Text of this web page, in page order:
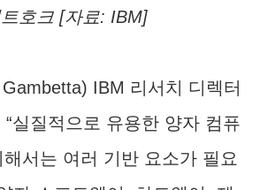
호크 [자료: IBM]
IBM 리서치 디렉터
실질적으로 유용한 양자 컴퓨
서는 여러 기반 요소가 필요